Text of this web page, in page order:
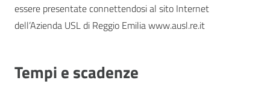
essere presentate connettendosi al sito Internet
dell’Azienda USL di Reggio Emiliawww.ausl.re.it
Tempi e scadenze